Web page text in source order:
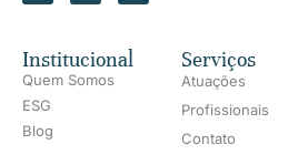
Institucional
Quem Somos
ESG
Blog
Serviços
Atuações
Profissionais
Contato